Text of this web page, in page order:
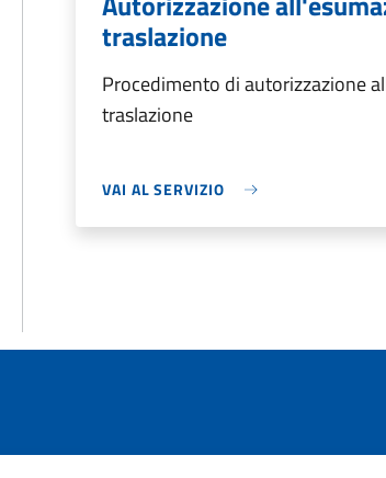
traslazione
Procedimento di autorizzazione
traslazione
VAI AL SERVIZIO